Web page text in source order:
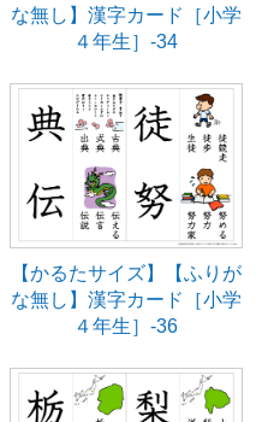
な無し】漢字カード［小学
４年生］-34
【かるたサイズ】【ふりが
な無し】漢字カード［小学
４年生］-36